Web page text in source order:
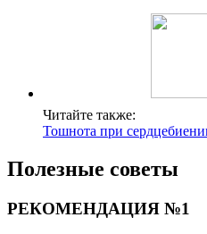
Читайте также:
Тошнота при
Полезные советы
РЕКОМЕНДАЦИЯ №1